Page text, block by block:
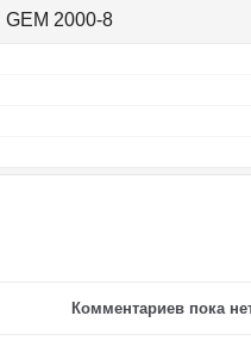
GEM 2000-8
Комментариев пока